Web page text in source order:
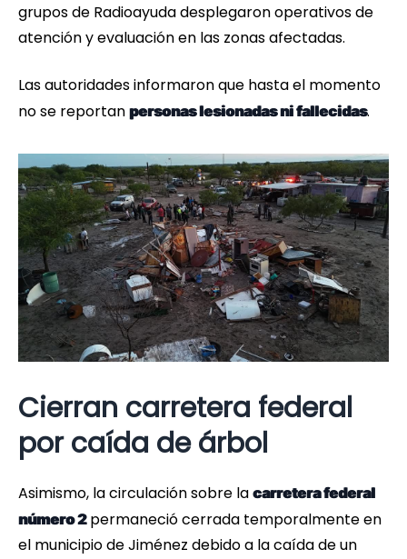
grupos de Radioayuda desplegaron operativos de
atención y evaluación en las zonas afectadas.
Las autoridades informaron que hasta el momento
no se reportan personas lesionadas ni fallecidas.
Cierran carretera federal
por caída de árbol
Asimismo, la circulación sobre la carretera federal
número 2permaneció cerrada temporalmente en
el municipio de Jiménez debido a la caída de un